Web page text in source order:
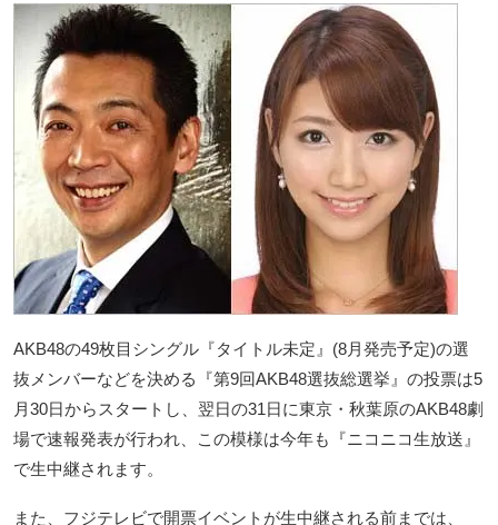
AKB48の49枚目シングル『タイトル未定』(8月発売予定)の選
抜メンバーなどを決める『第9回AKB48選抜総選挙』の投票は5
月30日からスタートし、翌日の31日に東京・秋葉原のAKB48劇
場で速報発表が行われ、この模様は今年も『ニコニコ生放送』
で生中継されます。
また、フジテレビで開票イベントが生中継される前までは、